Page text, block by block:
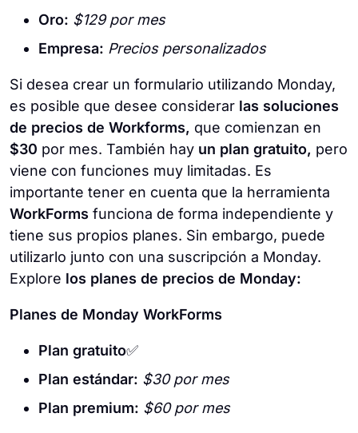
Oro: $129 por mes
Empresa: Precios personalizados
Si desea crear un formulario utilizando Monday,
es posible que desee considerar las soluciones
de precios de Workforms, que comienzan en
$30 por mes. También hay un plan gratuito, pero
viene con funciones muy limitadas. Es
importante tener en cuenta que la herramienta
WorkForms funciona de forma independiente y
tiene sus propios planes. Sin embargo, puede
utilizarlo junto con una suscripción a Monday.
Explore los planes de precios de Monday:
Planes de Monday WorkForms
Plan gratuito✅
Plan estándar: $30 por mes
Plan premium: $60 por mes